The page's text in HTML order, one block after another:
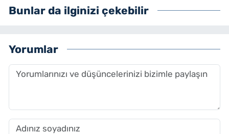
Bunlar da ilginizi çekebilir
Yorumlar